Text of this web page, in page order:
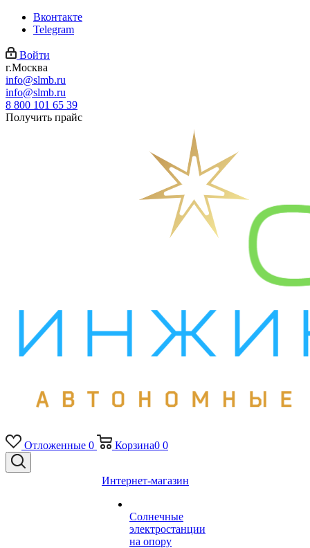
Вконтакте
Telegram
Войти
г.Москва
info@slmb.ru
info@slmb.ru
8 800 101 65 39
Получить прайс
Отложенные 0 Корзина0 0
Интернет-магазин
Солнечные
электростанции
на опору